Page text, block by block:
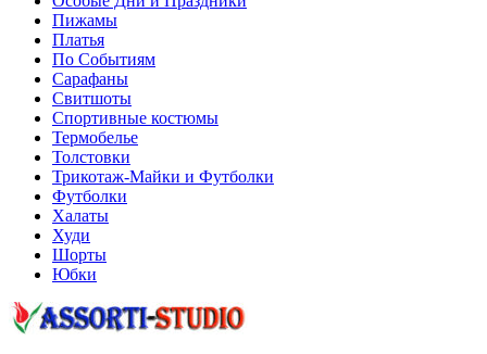
Пижамы
Платья
По Событиям
Сарафаны
Свитшоты
Спортивные костюмы
Термобелье
Толстовки
Трикотаж-Майки и Футболки
Футболки
Халаты
Худи
Шорты
Юбки